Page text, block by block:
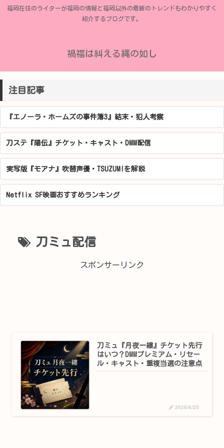
福岡在住のライターが福岡の情報と福岡以外の最新のトレンドもわかりやすく
紹介するブログです。
禍福は糾える縄の如し
注目記事
『エノーラ・ホームズの事件簿3』結末・犯人考察
刀ステ『陽伝』チケット・キャスト・DMM配信
実写版『モアナ』吹替声優・TSUZUMIを解説
Netflix SF映画おすすめランキング
刀ミュ配信
スポンサーリンク
刀ミュ『月夜一縷』チケット先行
はいつ？DMMプレミアム・リセー
ル・キャスト・重複当選の注意点
2026/6/25